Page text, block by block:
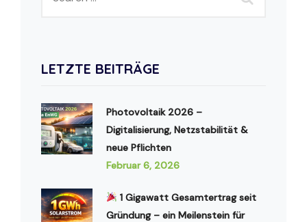
LETZTE BEITRÄGE
Photovoltaik 2026 –
Digitalisierung, Netzstabilität &
neue Pflichten
Februar 6, 2026
1 Gigawatt Gesamtertrag seit
Gründung – ein Meilenstein für